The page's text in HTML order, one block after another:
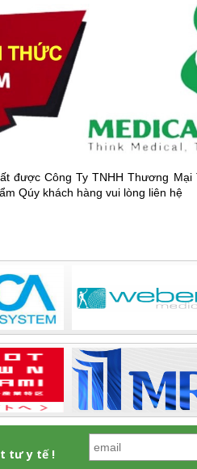
được Công Ty TNHH Thương
Qúy khách hàng vui lòng liên hệ
tư y tế !